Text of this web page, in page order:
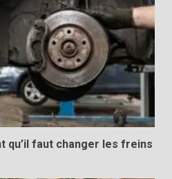
qu’il faut changer les freins